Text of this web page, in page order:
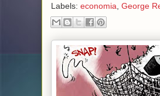
Labels: economia George